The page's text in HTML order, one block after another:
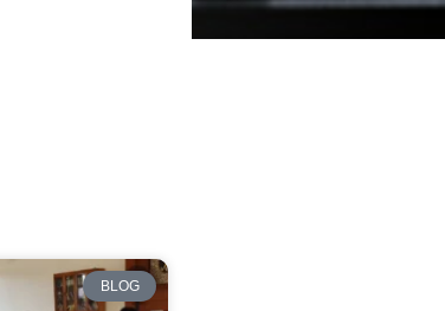
BLOG